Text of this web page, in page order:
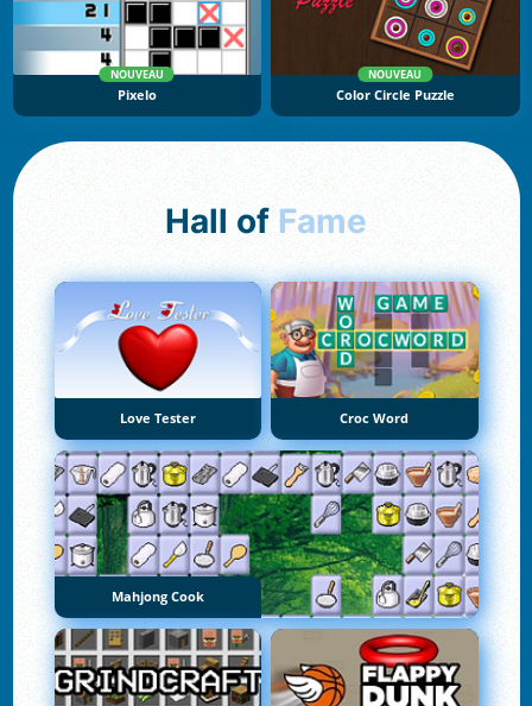
NOUVEAU
Pixelo
NOUVEAU
Color Circle Puzzle
Hall of Fame
Love Tester Croc Word
Mahjong Cook